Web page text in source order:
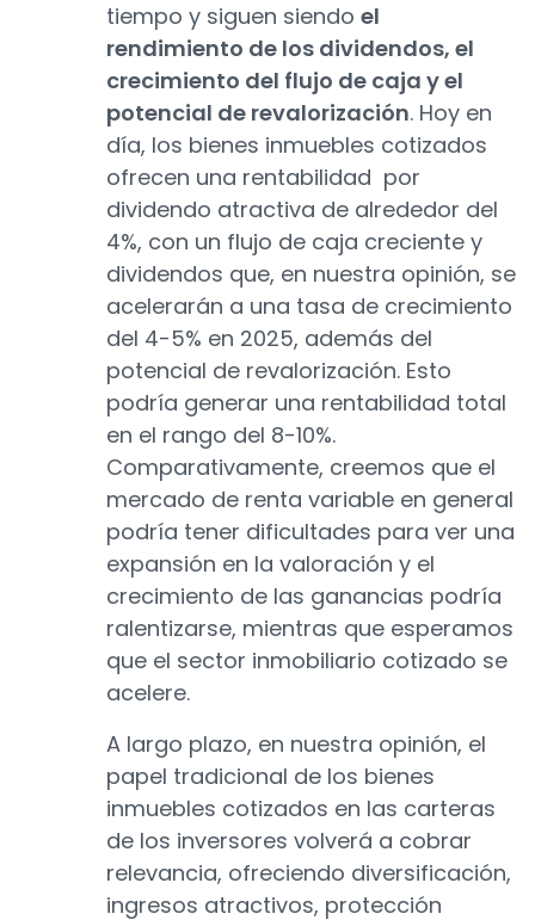
tiempo y siguen siendo el
rendimiento de los dividendos, el
crecimiento del flujo de caja y el
potencial de revalorización. Hoy en
día, los bienes inmuebles cotizados
ofrecen una rentabilidad por
dividendo atractiva de alrededor del
4%, con un flujo de caja creciente y
dividendos que, en nuestra opinión, se
acelerarán a una tasa de crecimiento
del 4-5% en 2025, además del
potencial de revalorización. Esto
podría generar una rentabilidad total
en el rango del 8-10%.
Comparativamente, creemos que el
mercado de renta variable en general
podría tener dificultades para ver una
expansión en la valoración y el
crecimiento de las ganancias podría
ralentizarse, mientras que esperamos
que el sector inmobiliario cotizado se
acelere.
A largo plazo, en nuestra opinión, el
papel tradicional de los bienes
inmuebles cotizados en las carteras
de los inversores volverá a cobrar
relevancia, ofreciendo diversificación,
ingresos atractivos, protección